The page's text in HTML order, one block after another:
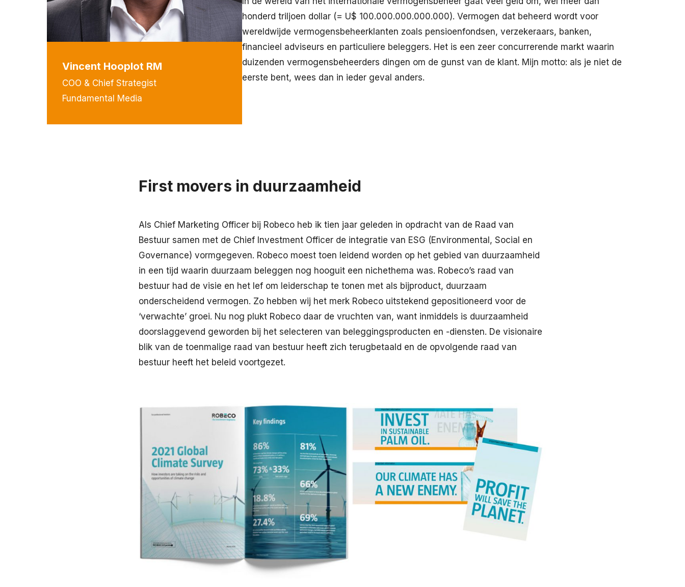
Vincent Hooplot RM
COO & Chief Strategist
Fundamental Media
honderd triljoen dollar (= U$ 100.000.000.000.000). Vermogen dat beheerd wordt voor
wereldwijde vermogensbeheerklanten zoals pensioenfondsen, verzekeraars, banken,
financieel adviseurs en particuliere beleggers. Het is een zeer concurrerende markt waarin
duizenden vermogensbeheerders dingen om de gunst van de klant. Mijn motto: als je niet de
eerste bent, wees dan in ieder geval anders.
First movers in duurzaamheid
Als Chief Marketing Officer bij Robeco heb ik tien jaar geleden in opdracht van de Raad van
Bestuur samen met de Chief Investment Officer de integratie van ESG (Environmental, Social en
Governance) vormgegeven. Robeco moest toen leidend worden op het gebied van duurzaamheid
in een tijd waarin duurzaam beleggen nog hooguit een nichethema was. Robeco’s raad van
bestuur had de visie en het lef om leiderschap te tonen met als bijproduct, duurzaam
onderscheidend vermogen. Zo hebben wij het merk Robeco uitstekend gepositioneerd voor de
‘verwachte’ groei. Nu nog plukt Robeco daar de vruchten van, want inmiddels is duurzaamheid
doorslaggevend geworden bij het selecteren van beleggingsproducten en -diensten. De visionaire
blik van de toenmalige raad van bestuur heeft zich terugbetaald en de opvolgende raad van
bestuur heeft het beleid voortgezet.